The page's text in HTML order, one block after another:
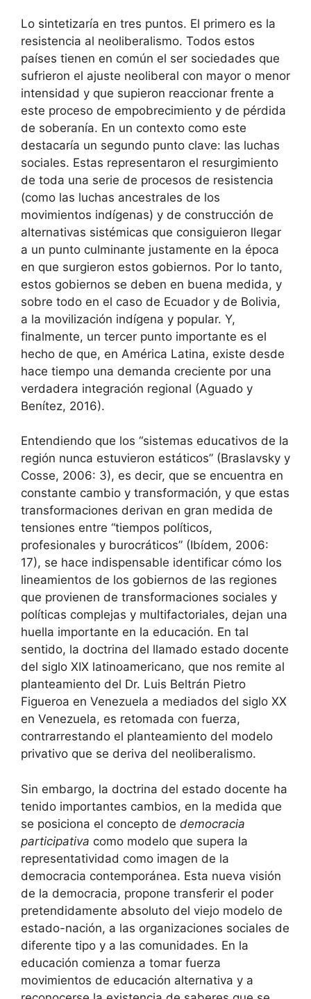
Lo sintetizaría en tres puntos. El primero es la
resistencia al neoliberalismo. Todos estos
países tienen en común el ser sociedades que
sufrieron el ajuste neoliberal con mayor o menor
intensidad y que supieron reaccionar frente a
este proceso de empobrecimiento y de pérdida
de soberanía. En un contexto como este
destacaría un segundo punto clave: las luchas
sociales. Estas representaron el resurgimiento
de toda una serie de procesos de resistencia
(como las luchas ancestrales de los
movimientos indígenas) y de construcción de
alternativas sistémicas que consiguieron llegar
a un punto culminante justamente en la época
en que surgieron estos gobiernos. Por lo tanto,
estos gobiernos se deben en buena medida, y
sobre todo en el caso de Ecuador y de Bolivia,
a la movilización indígena y popular. Y,
finalmente, un tercer punto importante es el
hecho de que, en América Latina, existe desde
hace tiempo una demanda creciente por una
verdadera integración regional (Aguado y
Benítez, 2016).
Entendiendo que los “sistemas educativos de la
región nunca estuvieron estáticos” (Braslavsky y
Cosse, 2006: 3), es decir, que se encuentra en
constante cambio y transformación, y que estas
transformaciones derivan en gran medida de
tensiones entre “tiempos políticos,
profesionales y burocráticos” (Ibídem, 2006:
17), se hace indispensable identificar cómo los
lineamientos de los gobiernos de las regiones
que provienen de transformaciones sociales y
políticas complejas y multifactoriales, dejan una
huella importante en la educación. En tal
sentido, la doctrina del llamado estado docente
del siglo XIX latinoamericano, que nos remite al
planteamiento del Dr. Luis Beltrán Pietro
Figueroa en Venezuela a mediados del siglo XX
en Venezuela, es retomada con fuerza,
contrarrestando el planteamiento del modelo
privativo que se deriva del neoliberalismo.
Sin embargo, la doctrina del estado docente ha
tenido importantes cambios, en la medida que
se posiciona el concepto de democracia
participativa como modelo que supera la
representatividad como imagen de la
democracia contemporánea. Esta nueva visión
de la democracia, propone transferir el poder
pretendidamente absoluto del viejo modelo de
estado-nación, a las organizaciones sociales de
diferente tipo y a las comunidades. En la
educación comienza a tomar fuerza
movimientos de educación alternativa y a